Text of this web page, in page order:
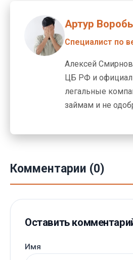
Артур
Специалист по
Алексей
ЦБ РФ и
легальные
займам и не
Комментарии (0)
Оставить
Имя